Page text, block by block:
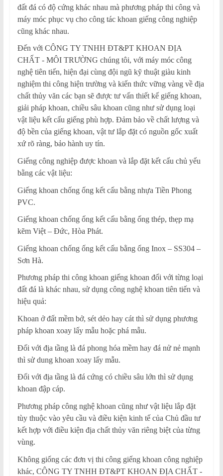
đất đá có độ cứng khác nhau mà phương pháp thi công và
máy móc phục vụ cho công tác khoan giếng công nghiệp
cũng khác nhau.
Đến với CÔNG TY TNHH ĐT&PT KHOAN ĐỊA
CHẤT - MÔI TRƯỜNG chúng tôi, với máy móc công
nghệ tiên tiến, hiện đại cùng đội ngũ kỹ thuật giàu kinh
nghiệm thi công hiện trường và kiến thức vững vàng về địa
chất thủy văn các bạn sẽ được tư vấn thiết kế giếng khoan,
giải pháp khoan, chiều sâu khoan cũng như sử dụng loại
vật liệu kết cấu giếng phù hợp. Đảm bảo về chất lượng và
độ bền của giếng khoan, vật tư lắp đặt có nguồn gốc xuất
xứ rõ ràng, bảo hành uy tín.
Giếng công nghiệp được khoan và lắp đặt kết cấu chủ yếu
bằng các vật liệu:
Giếng khoan chống ống kết cấu bằng nhựa Tiền Phong
PVC.
Giếng khoan chống ống kết cấu bằng ống thép, thẹp mạ
kẽm Việt – Đức, Hòa Phát.
Giếng khoan chống ống kết cấu bằng ống Inox – SS304 –
Sơn Hà.
Phương pháp thi công khoan giếng khoan đối với từng loại
đất đá là khác nhau, sử dụng công nghệ khoan tiên tiến và
hiệu quả:
Khoan ở đất mềm bở, sét dẻo hay cát thì sử dụng phương
pháp khoan xoay lấy mẫu hoặc phá mẫu.
Đối với địa tầng là đá phong hóa mềm hay đá nử nẻ mạnh
thì sử dung khoan xoay lấy mẫu.
Đối với địa tầng là đá cứng có chiều sâu lớn thì sử dụng
khoan đập cáp.
Phương pháp công nghệ khoan cũng như vật liệu lắp đặt
tùy thuộc vào yêu cầu và điều kiện kinh tế của Chủ đầu tư
kết hợp với điều kiện địa chất thủy văn riêng biệt của từng
vùng.
Không giống các đơn vị thi công giếng khoan công nghiệp
khác, CÔNG TY TNHH ĐT&PT KHOAN ĐỊA CHẤT -